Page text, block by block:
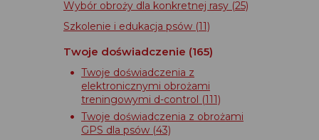
Wybór obroży dla konkretnej rasy (25)
Szkolenie i edukacja psów (11)
Twoje doświadczenie (165)
Twoje doświadczenia z
elektronicznymi obrożami
treningowymi d-control (111)
Twoje doświadczenia z obrożami
GPS dla psów (43)